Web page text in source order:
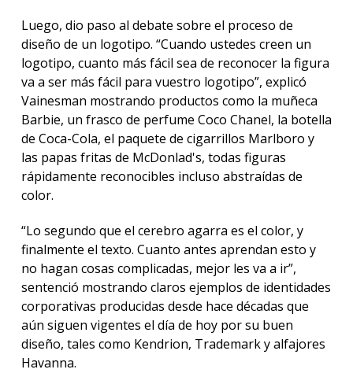
Luego, dio paso al debate sobre el proceso de
diseño de un logotipo. “Cuando ustedes creen un
logotipo, cuanto más fácil sea de reconocer la figura
va a ser más fácil para vuestro logotipo”, explicó
Vainesman mostrando productos como la muñeca
Barbie, un frasco de perfume Coco Chanel, la botella
de Coca-Cola, el paquete de cigarrillos Marlboro y
las papas fritas de McDonlad's, todas figuras
rápidamente reconocibles incluso abstraídas de
color.
“Lo segundo que el cerebro agarra es el color, y
finalmente el texto. Cuanto antes aprendan esto y
no hagan cosas complicadas, mejor les va a ir”,
sentenció mostrando claros ejemplos de identidades
corporativas producidas desde hace décadas que
aún siguen vigentes el día de hoy por su buen
diseño, tales como Kendrion, Trademark y alfajores
Havanna.